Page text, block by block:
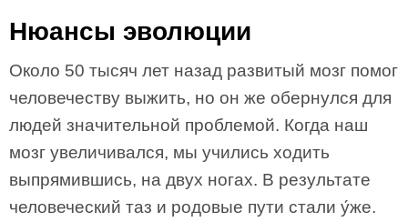
Нюансы эволюции
Около 50 тысяч лет назад развитый мозг помог
человечеству выжить, но он же обернулся для
людей значительной проблемой. Когда наш
мозг увеличивался, мы учились ходить
выпрямившись, на двух ногах. В результате
человеческий таз и родовые пути стали у́же.